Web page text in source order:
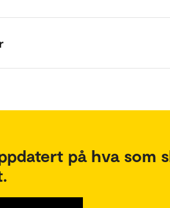
på hva som